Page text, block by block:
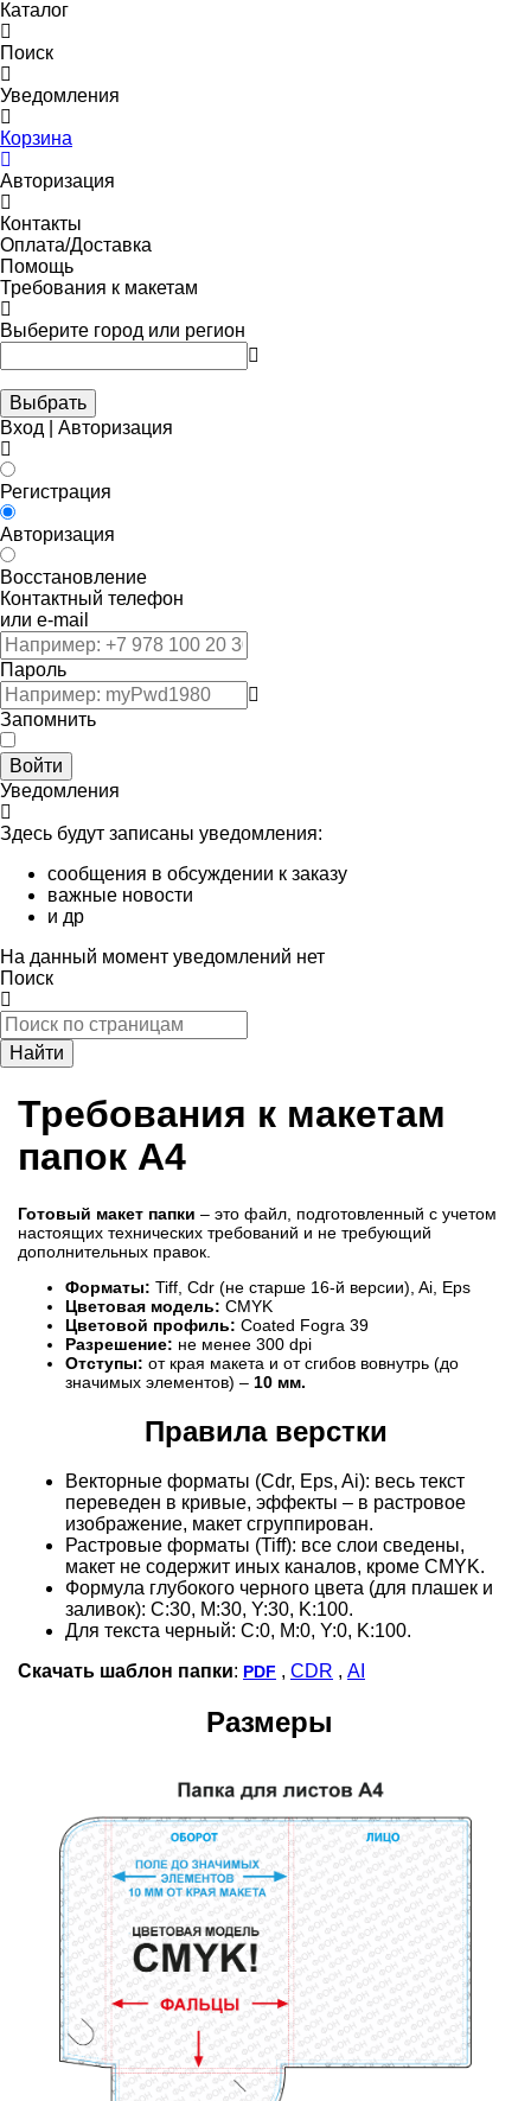
Каталог
Поиск
Уведомления
Корзина
Авторизация
Контакты
Оплата/Доставка
Помощь
Требования к макетам
Выберите город или регион
Выбрать
Вход | Авторизация
Регистрация
Авторизация
Восстановление
Контактный телефон
или e-mail
Пароль
Запомнить
Войти
Уведомления
Здесь будут записаны уведомления:
сообщения в обсуждении к заказу
важные новости
и др
На данный момент уведомлений нет
Поиск
Найти
Требования к макетам
папок А4
Готовый макет папки – это файл, подготовленный с учетом
настоящих технических требований и не требующий
дополнительных правок.
Форматы: Tiff, Cdr (не старше 16-й версии), Ai, Eps
Цветовая модель: CMYK
Цветовой профиль: Coated Fogra 39
Разрешение: не менее 300 dpi
Отступы: от края макета и от сгибов вовнутрь (до
значимых элементов) – 10 мм.
Правила верстки
Векторные форматы (Cdr, Eps, Ai): весь текст
переведен в кривые, эффекты – в растровое
изображение, макет сгруппирован.
Растровые форматы (Tiff): все слои сведены,
макет не содержит иных каналов, кроме CMYK.
Формула глубокого черного цвета (для плашек и
заливок): С:30, M:30, Y:30, K:100.
Для текста черный: C:0, M:0, Y:0, K:100.
Скачать шаблон папки: PDF , CDR , AI
Размеры